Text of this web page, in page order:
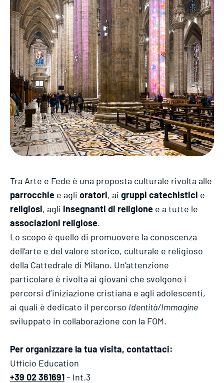
Tra Arte e Fede è una proposta culturale rivolta alle
parrocchie e agli oratori, ai gruppi catechistici e
religiosi, agli insegnanti di religione e a tutte le
associazioni religiose.
Lo scopo è quello di promuovere la conoscenza
dell’arte e del valore storico, culturale e religioso
della Cattedrale di Milano. Un’attenzione
particolare è rivolta ai giovani che svolgono i
percorsi d’iniziazione cristiana e agli adolescenti,
ai quali è dedicato il percorso Identità/Immagine
sviluppato in collaborazione con la FOM.
Per organizzare la tua visita, contattaci:
Ufficio Education
+39 02 361691– Int.3